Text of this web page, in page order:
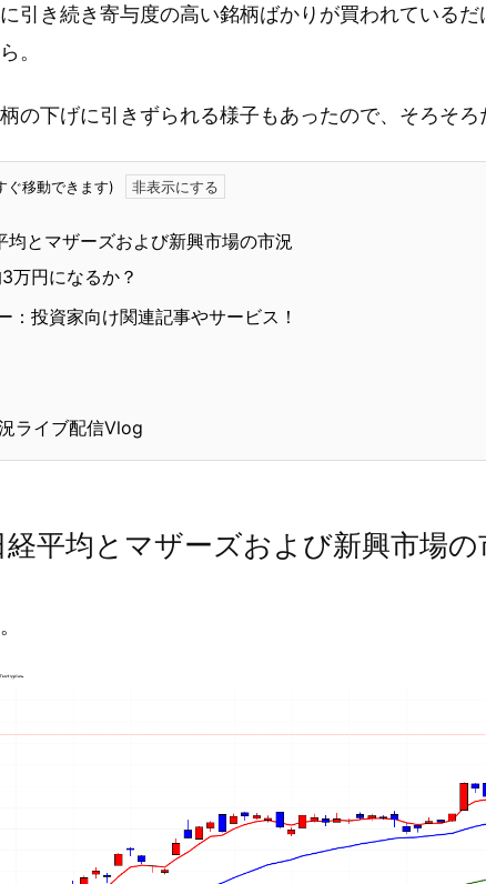
引き続き寄与度の高い銘柄ばかりが買われている
。
の下げに引きずられる様子もあったので、そろそろ
ぐ移動できます)
均とマザーズおよび新興市場の市況
万円になるか？
：投資家向け関連記事やサービス！
ライブ配信Vlog
平均とマザーズおよび新興市場の